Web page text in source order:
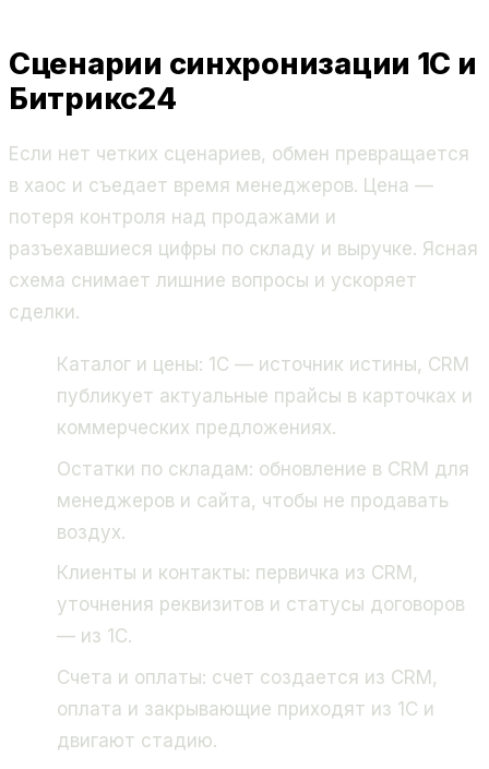
Сценарии синхронизации 1С и
Битрикс24
Если нет четких сценариев, обмен превращается
в хаос и съедает время менеджеров. Цена —
потеря контроля над продажами и
разъехавшиеся цифры по складу и выручке. Ясная
схема снимает лишние вопросы и ускоряет
сделки.
Каталог и цены: 1С — источник истины, CRM
публикует актуальные прайсы в карточках и
коммерческих предложениях.
Остатки по складам: обновление в CRM для
менеджеров и сайта, чтобы не продавать
воздух.
Клиенты и контакты: первичка из CRM,
уточнения реквизитов и статусы договоров
— из 1С.
Счета и оплаты: счет создается из CRM,
оплата и закрывающие приходят из 1С и
двигают стадию.